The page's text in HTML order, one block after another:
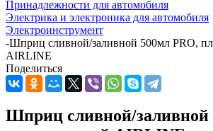
Принадлежности для автомобиля
Электрика и электроника для автомобиля
Электроинструмент
-Шприц сливной/заливной 500мл PRO,
AIRLINE
Поделиться
Шприц сливной/заливной